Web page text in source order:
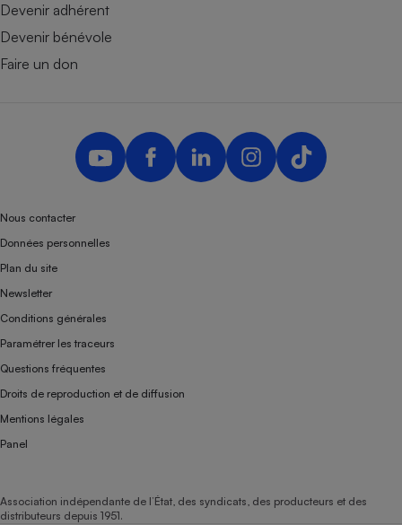
Devenir adhérent
Devenir bénévole
Faire un don
Nous contacter
Données personnelles
Plan du site
Newsletter
Conditions générales
Paramétrer les traceurs
Questions fréquentes
Droits de reproduction et de diffusion
Mentions légales
Panel
Association indépendante de l’État, des syndicats, des producteurs et des
distributeurs depuis 1951.